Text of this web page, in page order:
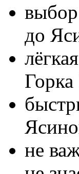
выбор
до
не